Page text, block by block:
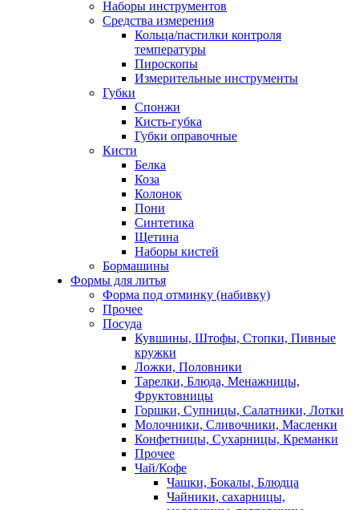
Наборы инструментов
Средства измерения
Кольца/пастилки контроля
температуры
Пироскопы
Измерительные инструменты
Губки
Спонжи
Кисть-губка
Губки оправочные
Кисти
Белка
Коза
Колонок
Пони
Синтетика
Щетина
Наборы кистей
Бормашины
Формы для литья
Форма под отминку (набивку)
Прочее
Посуда
Кувшины, Штофы, Стопки, Пивные
кружки
Ложки, Половники
Тарелки, Блюда, Менажницы,
Фруктовницы
Горшки, Супницы, Салатники, Лотки
Молочники, Сливочники, Масленки
Конфетницы, Сухарницы, Креманки
Прочее
Чай/Кофе
Чашки, Бокалы, Блюдца
Чайники, сахарницы,